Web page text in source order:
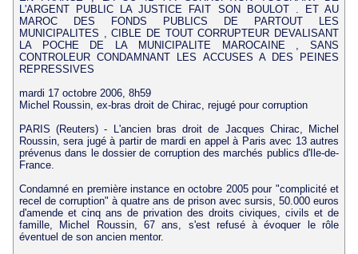
L'ARGENT PUBLIC LA JUSTICE FAIT SON BOULOT . ET AU
MAROC DES FONDS PUBLICS DE PARTOUT LES
MUNICIPALITES , CIBLE DE TOUT CORRUPTEUR DEVALISANT
LA POCHE DE LA MUNICIPALITE MAROCAINE , SANS
CONTROLEUR CONDAMNANT LES ACCUSES A DES PEINES
REPRESSIVES
mardi 17 octobre 2006, 8h59
Michel Roussin, ex-bras droit de Chirac, rejugé pour corruption
PARIS (Reuters) - L'ancien bras droit de Jacques Chirac, Michel
Roussin, sera jugé à partir de mardi en appel à Paris avec 13 autres
prévenus dans le dossier de corruption des marchés publics d'Ile-de-
France.
Condamné en première instance en octobre 2005 pour "complicité et
recel de corruption" à quatre ans de prison avec sursis, 50.000 euros
d'amende et cinq ans de privation des droits civiques, civils et de
famille, Michel Roussin, 67 ans, s'est refusé à évoquer le rôle
éventuel de son ancien mentor.